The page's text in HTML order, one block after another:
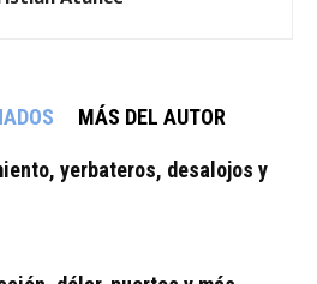
MÁS DEL AUTOR
yerbateros, desalojos y